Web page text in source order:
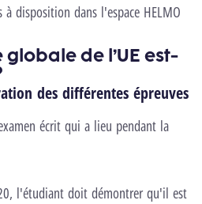
disposition dans l'espace HELMO
de l’UE est-
des différentes épreuves
écrit qui a lieu pendant la
l'étudiant doit démontrer qu'il est